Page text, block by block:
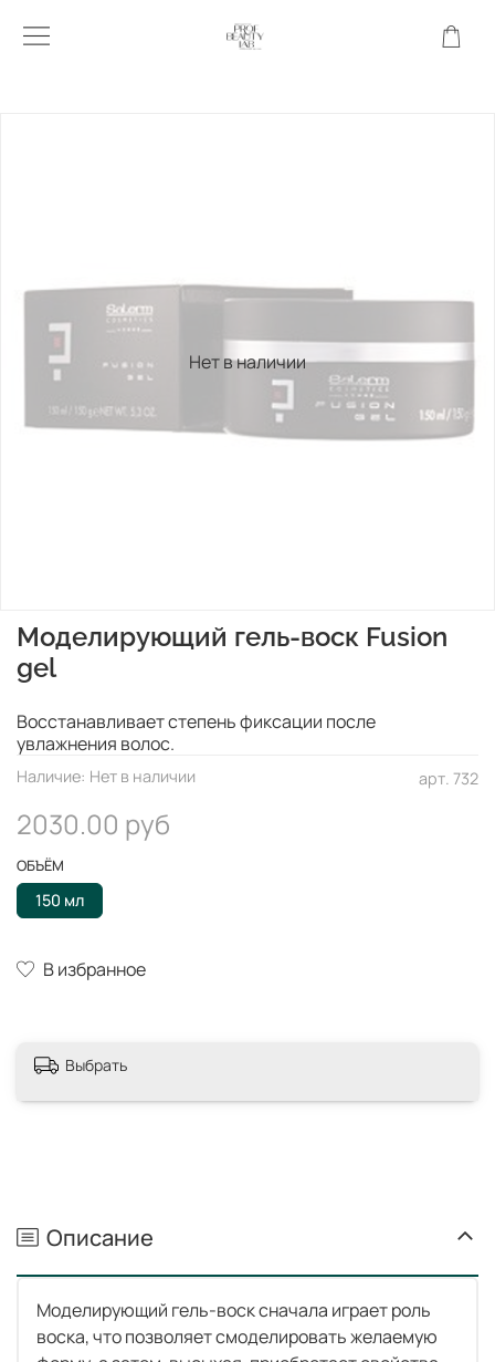
Нет в наличии
арт. 732
Наличие: Нет в наличии
Моделирующий гель-воск Fusion
gel
2030.00 руб
В избранное
ОБЪЁМ
150 мл
Восстанавливает степень фиксации после
увлажнения волос.
Выбрать
Описание
Моделирующий гель-воск сначала играет роль
воска, что позволяет смоделировать желаемую